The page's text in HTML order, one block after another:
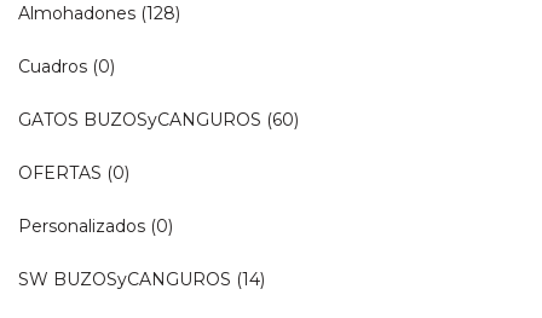
Almohadones (128)
Cuadros (0)
GATOS BUZOSyCANGUROS (60)
OFERTAS (0)
Personalizados (0)
SW BUZOSyCANGUROS (14)